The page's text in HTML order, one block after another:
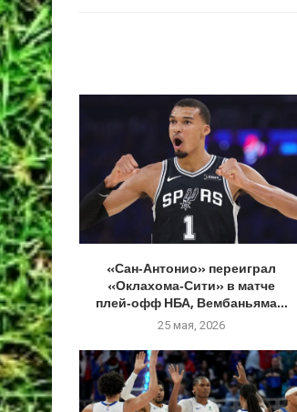
«Сан‑Антонио» переиграл
«Оклахома‑Сити» в матче
плей‑офф НБА, Вембаньяма...
25 мая, 2026